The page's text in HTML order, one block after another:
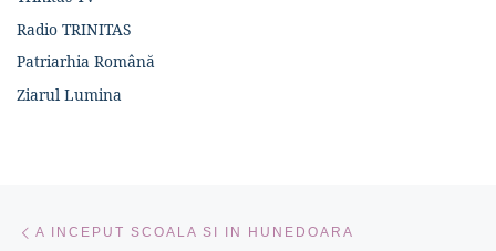
Radio TRINITAS
Patriarhia Română
Ziarul Lumina
A INCEPUT SCOALA SI IN HUNEDOARA